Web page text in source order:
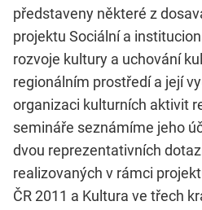
představeny některé z
projektu Sociální a
rozvoje kultury a uchování
regionálním prostředí a její
organizaci kulturních aktivit
semináře seznámíme jeho
dvou reprezentativních
realizovaných v rámci
ČR 2011 a Kultura ve třech